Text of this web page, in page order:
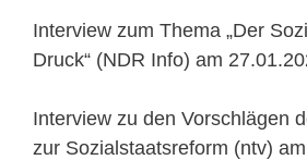
Interview zum Thema „Der
Druck“ (NDR Info) am
Interview zu den Vorschlägen
zur Sozialstaatsreform (ntv)